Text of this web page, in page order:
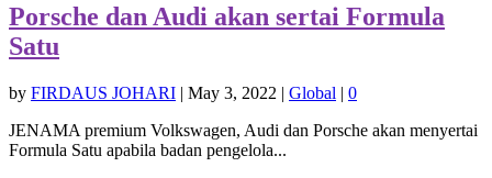
Porsche dan Audi akan sertai Formula
Satu
by FIRDAUS JOHARI | May 3, 2022 | Global | 0
JENAMA premium Volkswagen, Audi dan Porsche akan menyertai
Formula Satu apabila badan pengelola...